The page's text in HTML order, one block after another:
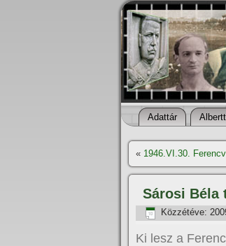
Adattár
« 1946.VI.30.
Sárosi Béla
Közzétéve:
Ki lesz a